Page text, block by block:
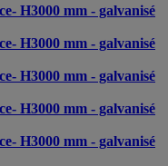
H3000 mm - galvanisé
H3000 mm - galvanisé
H3000 mm - galvanisé
H3000 mm - galvanisé
H3000 mm - galvanisé